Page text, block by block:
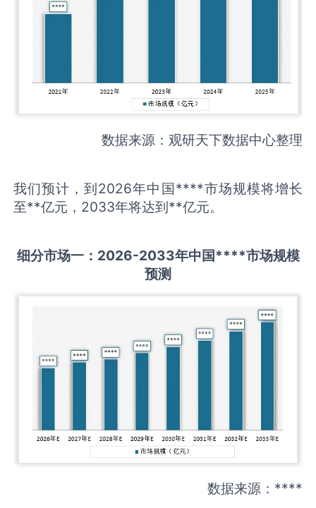
数据来源：观研天下数据中心整理
我们预计，到2026年中国****市场规模将增长
至**亿元，2033年将达到**亿元。
细分市场一： 2026-2033年中国****市场规模
预测
数据来源：****